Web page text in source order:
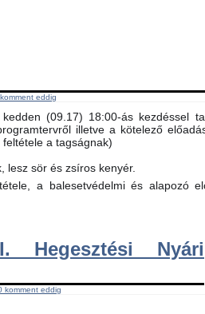
eddig
(09.17) 18:00-ás kezdéssel
illetve a kötelező
a tagságnak)
lesz sör és zsíros kenyér.
a balesetvédelmi és alapozó
Hegesztési Nyári
komment eddig